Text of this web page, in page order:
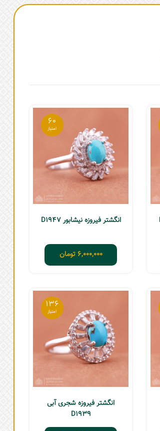
60
انگشتر فیروزه نیشابور D1947
6,000,000 تومان
136
انگشتر فیروزه شجری آبی
D1939